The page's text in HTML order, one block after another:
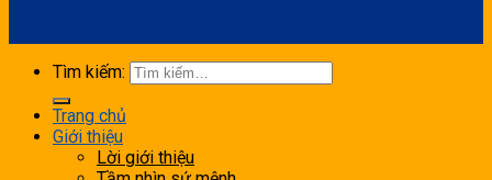
Tìm kiếm:
Trang chủ
Giới thiệu
Lời giới thiệu